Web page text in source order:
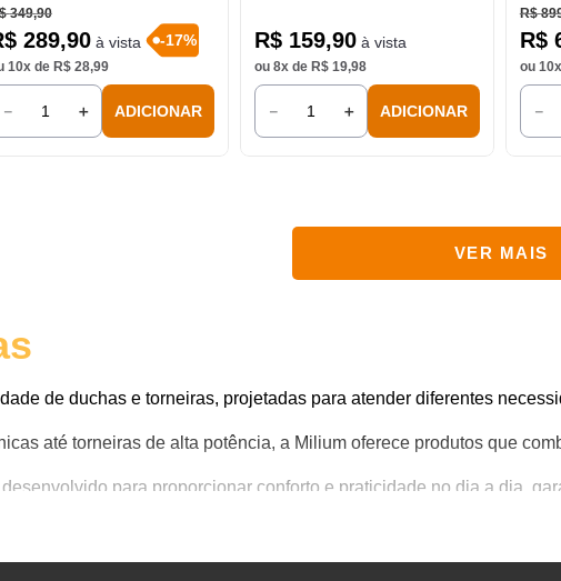
349,90
289,90à vista -17%
10x de R$ 28,99
＋
－ ADICIONAR
R$ 159,90à vista
ou 8x de R$ 19,98
＋
－ ADICIONAR
R$
R$
ou 10
－
de duchas e torneiras, projetadas para atender diferentes
até torneiras de alta potência, a Milium oferece produtos que
para proporcionar conforto e praticidade no dia a dia,
mais!
torneiras disponíveis na